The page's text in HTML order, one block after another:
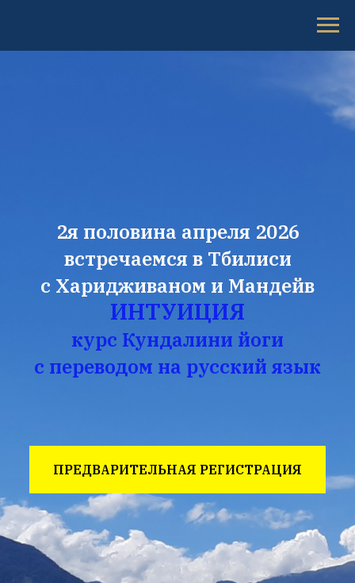
2я половина апреля 2026
встречаемся в Тбилиси
с Харидживаном и Мандейв
ИНТУИЦИЯ
курс Кундалини йоги
с переводом на русский язык
ПРЕДВАРИТЕЛЬНАЯ РЕГИСТРАЦИЯ